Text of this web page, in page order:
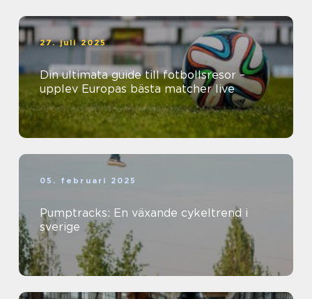
27. juli 2025
Din ultimata guide till fotbollsresor –
upplev Europas bästa matcher live
05. februari 2025
Pumptracks: En växande cykeltrend i
sverige